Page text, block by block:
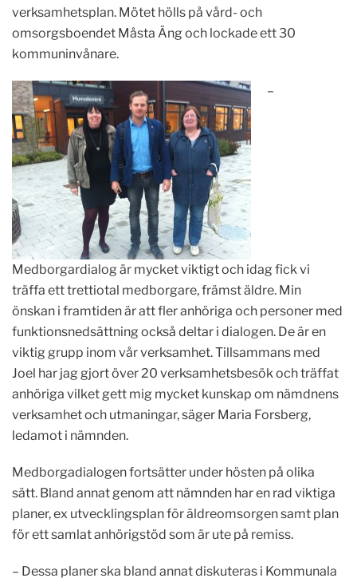
verksamhetsplan. Mötet hölls på vård- och
omsorgsboendet Måsta Äng och lockade ett 30
kommuninvånare.
–
Medborgardialog är mycket viktigt och idag fick vi
träffa ett trettiotal medborgare, främst äldre. Min
önskan i framtiden är att fler anhöriga och personer med
funktionsnedsättning också deltar i dialogen. De är en
viktig grupp inom vår verksamhet. Tillsammans med
Joel har jag gjort över 20 verksamhetsbesök och träffat
anhöriga vilket gett mig mycket kunskap om nämdnens
verksamhet och utmaningar, säger Maria Forsberg,
ledamot i nämnden.
Medborgadialogen fortsätter under hösten på olika
sätt. Bland annat genom att nämnden har en rad viktiga
planer, ex utvecklingsplan för äldreomsorgen samt plan
för ett samlat anhörigstöd som är ute på remiss.
– Dessa planer ska bland annat diskuteras i Kommunala